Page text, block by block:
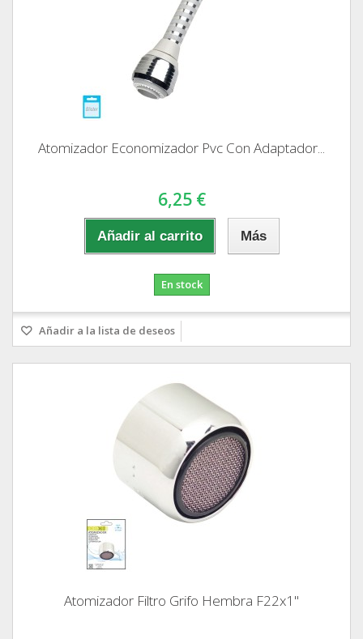
Atomizador Economizador Pvc Con Adaptador...
6,25 €
Añadir al carrito Más
En stock
Añadir a la lista de deseos
Atomizador Filtro Grifo Hembra F22x1"